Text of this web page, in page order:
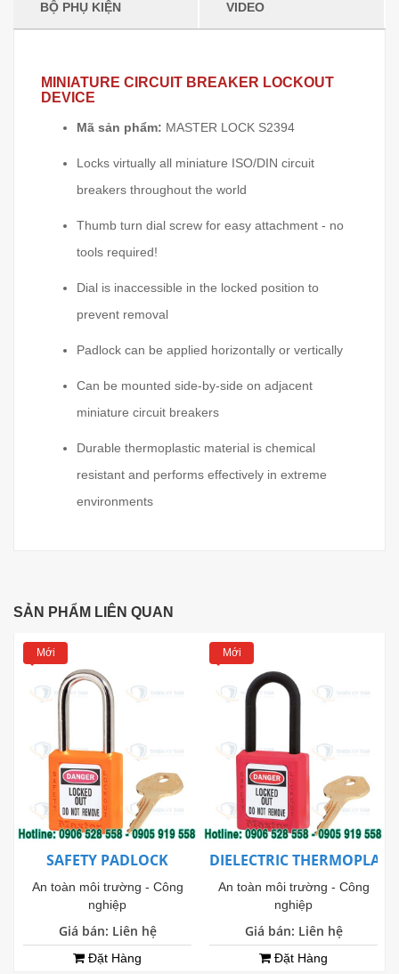
BỘ PHỤ KIỆN VIDEO
MINIATURE CIRCUIT BREAKER LOCKOUT
DEVICE
Mã sản phẩm: MASTER LOCK S2394
Locks virtually all miniature ISO/DIN circuit
breakers throughout the world
Thumb turn dial screw for easy attachment - no
tools required!
Dial is inaccessible in the locked position to
prevent removal
Padlock can be applied horizontally or vertically
Can be mounted side-by-side on adjacent
miniature circuit breakers
Durable thermoplastic material is chemical
resistant and performs effectively in extreme
environments
SẢN PHẨM LIÊN QUAN
Mới
SAFETY PADLOCK
An toàn môi trường - Công
nghiệp
Giá bán: Liên hệ
Đặt Hàng
Mới
DIELECTRIC
An toàn môi trường - Công
nghiệp
Giá bán: Liên hệ
Đặt Hàng